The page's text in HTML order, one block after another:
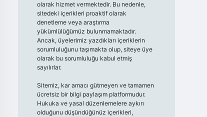
olarak hizmet vermektedir. Bu nedenle,
sitedeki içerikleri proaktif olarak
denetleme veya araştırma
yükümlülüğümüz bulunmamaktadır.
Ancak, üyelerimiz yazdıkları içeriklerin
sorumluluğunu taşımakta olup, siteye üye
olarak bu sorumluluğu kabul etmiş
sayılırlar.
Sitemiz, kar amacı gütmeyen ve tamamen
ücretsiz bir bilgi paylaşım platformudur.
Hukuka ve yasal düzenlemelere aykırı
olduğunu düşündüğünüz içerikleri,